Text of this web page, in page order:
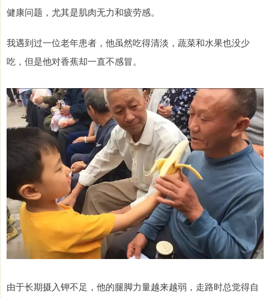
健康问题，尤其是肌肉无力和疲劳感。
我遇到过一位老年患者，他虽然吃得清淡，蔬菜和水果也没少
吃，但是他对香蕉却一直不感冒。
由于长期摄入钾不足，他的腿脚力量越来越弱，走路时总觉得自